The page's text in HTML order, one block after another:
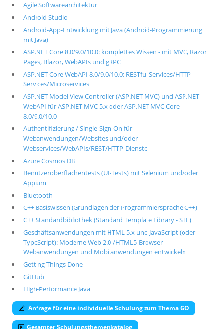
Agile Softwarearchitektur
Android Studio
Android-App-Entwicklung mit Java (Android-Programmierung
mit Java)
ASP.NET Core 8.0/9.0/10.0: komplettes Wissen - mit MVC, Razor
Pages, Blazor, WebAPIs und gRPC
ASP.NET Core WebAPI 8.0/9.0/10.0: RESTful Services/HTTP-
Services/Microservices
ASP.NET Model View Controller (ASP.NET MVC) und ASP.NET
WebAPI für ASP.NET MVC 5.x oder ASP.NET MVC Core
8.0/9.0/10.0
Authentifizierung / Single-Sign-On für
Webanwendungen/Websites und/oder
Webservices/WebAPIs/REST/HTTP-Dienste
Azure Cosmos DB
Benutzeroberflächentests (UI-Tests) mit Selenium und/oder
Appium
Bluetooth
C++ Basiswissen (Grundlagen der Programmiersprache C++)
C++ Standardbibliothek (Standard Template Library - STL)
Geschäftsanwendungen mit HTML 5.x und JavaScript (oder
TypeScript): Moderne Web 2.0-/HTML5-Browser-
Webanwendungen und Mobilanwendungen entwickeln
Getting Things Done
GitHub
High-Performance Java
Anfrage für eine individuelle Schulung zum Thema GO
Gesamter Schulungsthemenkatalog